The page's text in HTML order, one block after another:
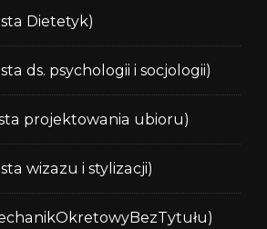
Dietetyk)
ds. psychologii i socjologii)
projektowania ubioru)
wizazu i stylizacji)